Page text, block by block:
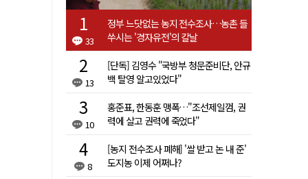
33
정부 느닷없는 농지 전수조사…농촌 들
쑤시는 '경자유전'의 칼날
13
[단독] 김영수 "국방부 청문준비단, 안규
백 탈영 알고있었다"
10
홍준표, 한동훈 맹폭…"조선제일껌, 권
력에 살고 권력에 죽었다"
8
[농지 전수조사 폐해] '쌀 받고 논 내 준'
도지농 이제 어쩌나?